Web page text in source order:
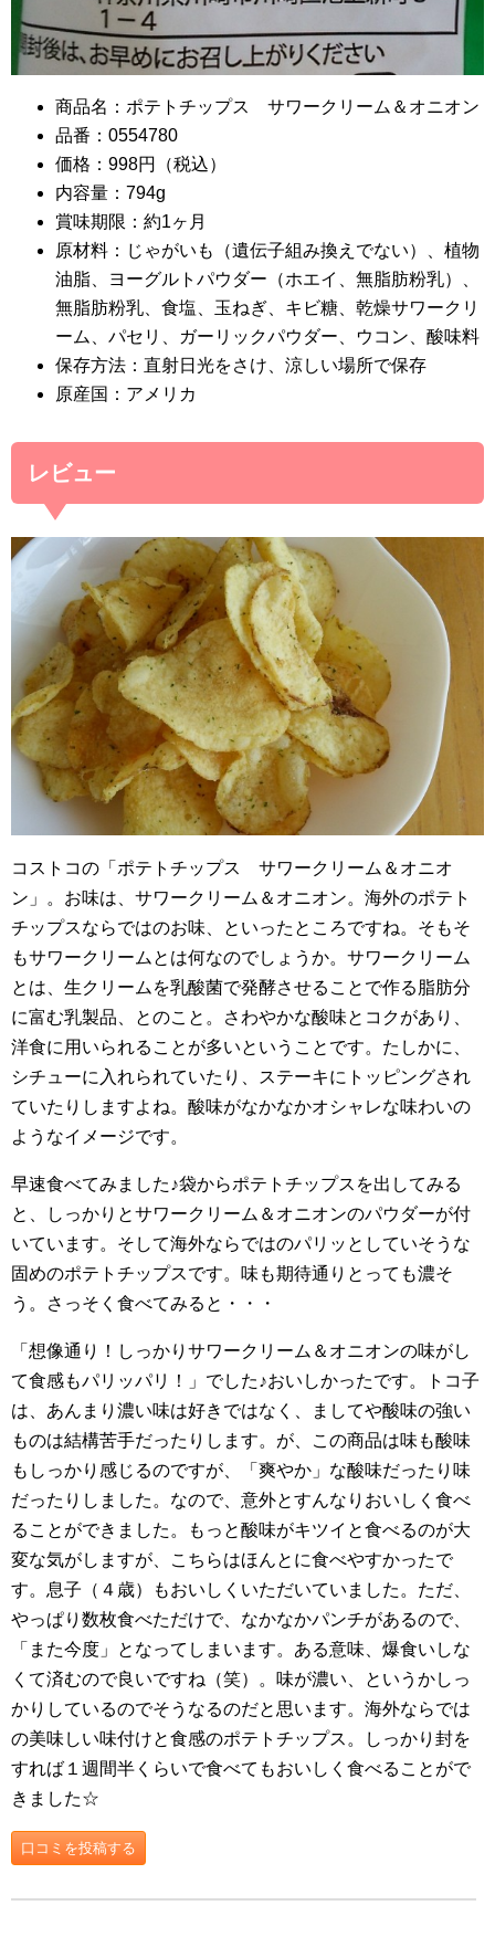
商品名：ポテトチップス サワークリーム＆オニオン
品番：0554780
価格：998円（税込）
内容量：794g
賞味期限：約1ヶ月
原材料：じゃがいも（遺伝子組み換えでない）、植物
油脂、ヨーグルトパウダー（ホエイ、無脂肪粉乳）、
無脂肪粉乳、食塩、玉ねぎ、キビ糖、乾燥サワークリ
ーム、パセリ、ガーリックパウダー、ウコン、酸味料
保存方法：直射日光をさけ、涼しい場所で保存
原産国：アメリカ
レビュー
コストコの「ポテトチップス サワークリーム＆オニオ
ン」。お味は、サワークリーム＆オニオン。海外のポテト
チップスならではのお味、といったところですね。そもそ
もサワークリームとは何なのでしょうか。サワークリーム
とは、生クリームを乳酸菌で発酵させることで作る脂肪分
に富む乳製品、とのこと。さわやかな酸味とコクがあり、
洋食に用いられることが多いということです。たしかに、
シチューに入れられていたり、ステーキにトッピングされ
ていたりしますよね。酸味がなかなかオシャレな味わいの
ようなイメージです。
早速食べてみました♪袋からポテトチップスを出してみる
と、しっかりとサワークリーム＆オニオンのパウダーが付
いています。そして海外ならではのパリッとしていそうな
固めのポテトチップスです。味も期待通りとっても濃そ
う。さっそく食べてみると・・・
「想像通り！しっかりサワークリーム＆オニオンの味がし
て食感もパリッパリ！」でした♪おいしかったです。トコ子
は、あんまり濃い味は好きではなく、ましてや酸味の強い
ものは結構苦手だったりします。が、この商品は味も酸味
もしっかり感じるのですが、「爽やか」な酸味だったり味
だったりしました。なので、意外とすんなりおいしく食べ
ることができました。もっと酸味がキツイと食べるのが大
変な気がしますが、こちらはほんとに食べやすかったで
す。息子（４歳）もおいしくいただいていました。ただ、
やっぱり数枚食べただけで、なかなかパンチがあるので、
「また今度」となってしまいます。ある意味、爆食いしな
くて済むので良いですね（笑）。味が濃い、というかしっ
かりしているのでそうなるのだと思います。海外ならでは
の美味しい味付けと食感のポテトチップス。しっかり封を
すれば１週間半くらいで食べてもおいしく食べることがで
きました☆
口コミを投稿する